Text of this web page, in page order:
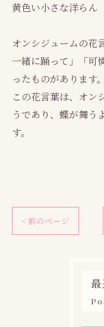
黄色い小さな洋らん
オンシジュームの花
一緒に踊って」「可
ったものがあります。
この花言葉は、オン
うであり、蝶が舞う
す。
< 前のページ